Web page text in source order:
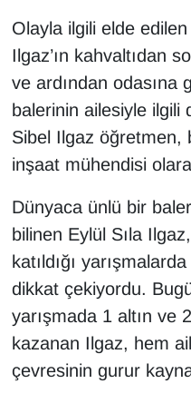
Olayla ilgili elde
Ilgaz’ın kahvaltıdan
ve ardından odasına
balerinin ailesiyle ilgili
Sibel Ilgaz öğretmen,
inşaat mühendisi
Dünyaca ünlü bir
bilinen Eylül Sıla
katıldığı
dikkat çekiyordu.
yarışmada 1 altın ve
kazanan Ilgaz, hem
çevresinin gurur